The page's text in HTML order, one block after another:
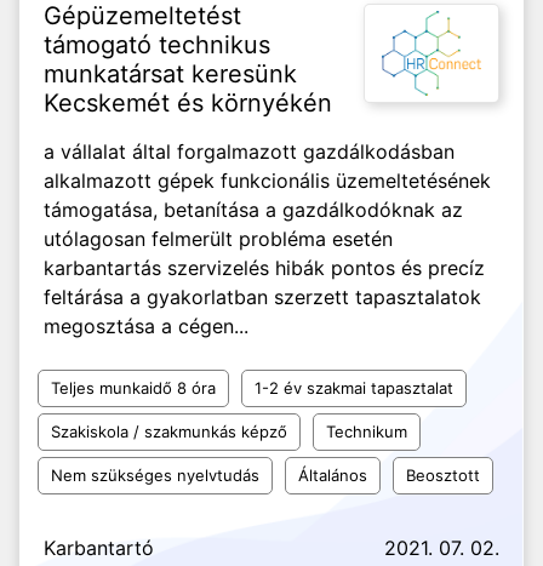
Gépüzemeltetést
támogató technikus
munkatársat keresünk
Kecskemét és környékén
a vállalat által forgalmazott gazdálkodásban
alkalmazott gépek funkcionális üzemeltetésének
támogatása, betanítása a gazdálkodóknak az
utólagosan felmerült probléma esetén
karbantartás szervizelés hibák pontos és precíz
feltárása a gyakorlatban szerzett tapasztalatok
megosztása a cégen...
Teljes munkaidő 8 óra 1-2 év szakmai tapasztalat
Szakiskola / szakmunkás képző Technikum
Nem szükséges nyelvtudás Általános Beosztott
Karbantartó 2021. 07. 02.